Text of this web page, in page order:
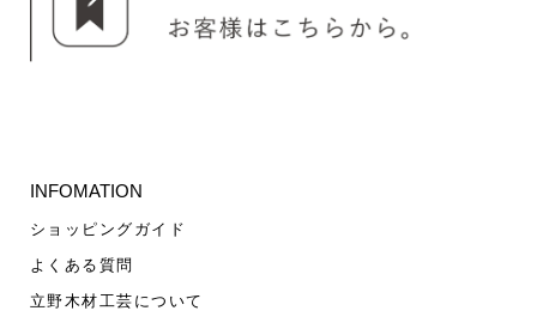
INFOMATION
ショッピングガイド
よくある質問
立野木材工芸について